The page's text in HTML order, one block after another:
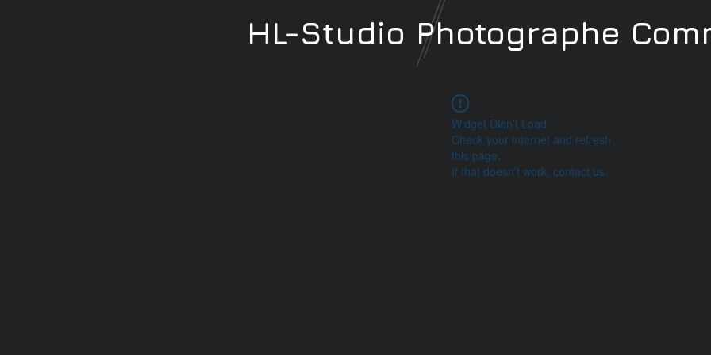
Widget Didn’t Load
Check your internet and refresh
this page.
If that doesn’t work, contact us.
HL-Studio Photographe